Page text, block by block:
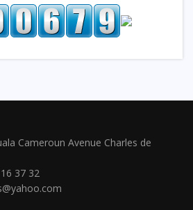
Cameroun Avenue Charles de
37 32